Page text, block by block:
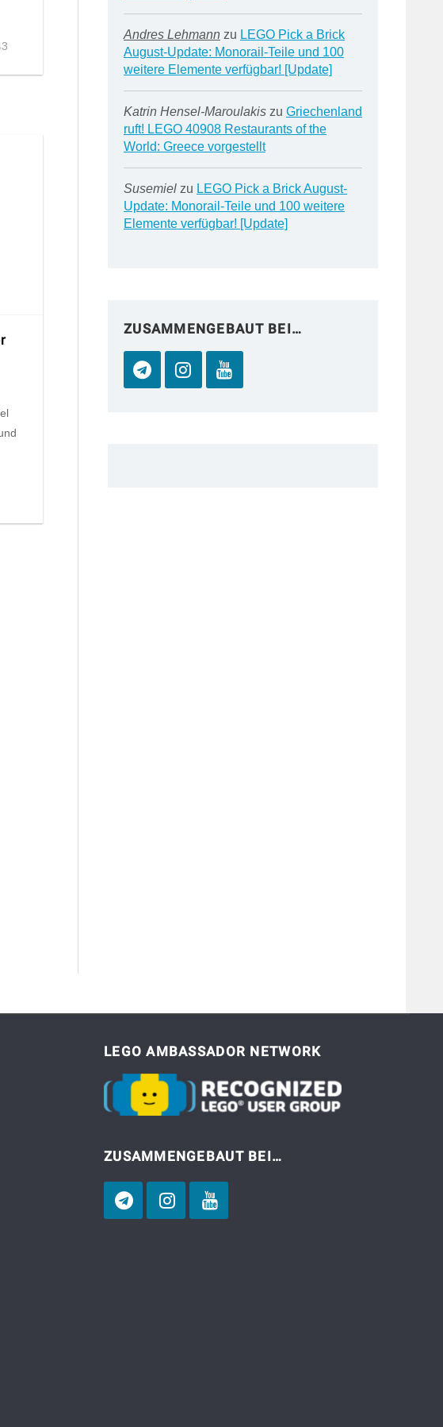
Andres Lehmannzu LEGO Pick a Brick
August-Update: Monorail-Teile und 100
weitere Elemente verfügbar! [Update]
Katrin Hensel-Maroulakiszu Griechenland
ruft! LEGO 40908 Restaurants of the
World: Greece vorgestellt
Susemielzu LEGO Pick a Brick August-
Update: Monorail-Teile und 100 weitere
Elemente verfügbar! [Update]
ZUSAMMENGEBAUT BEI…
LEGO AMBASSADOR NETWORK
ZUSAMMENGEBAUT BEI…